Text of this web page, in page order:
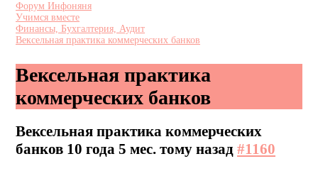
Форум Инфоняня
Учимся вместе
Финансы, Бухгалтерия, Аудит
Вексельная практика коммерческих банков
Вексельная практика
коммерческих банков
Вексельная практика коммерческих
банков 10 года 5 мес. тому назад #1160